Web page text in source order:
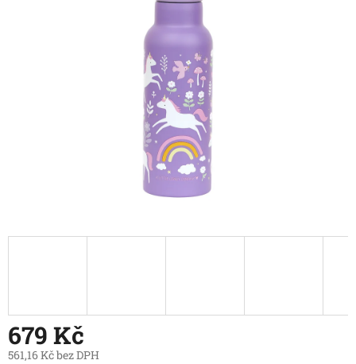
679 Kč
561,16 Kč bez DPH